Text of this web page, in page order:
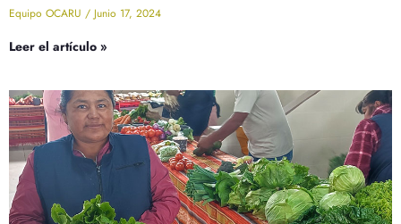
Equipo OCARU Junio 17, 2024
Leer el artículo »